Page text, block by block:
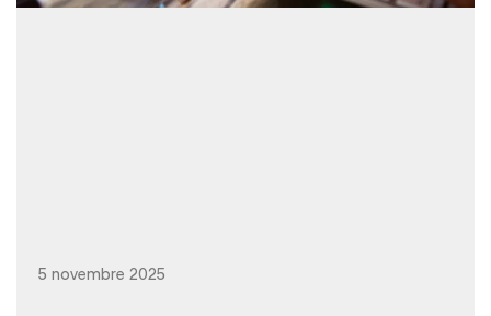
5 novembre 2025